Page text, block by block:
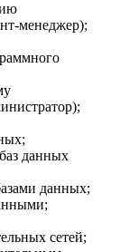
менеджер);
данных
данных;
сетей;